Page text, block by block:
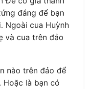
đáng để bạn
Ngoài cua Huỳnh
và cua trên đảo
nào trên đảo để
là bạn có